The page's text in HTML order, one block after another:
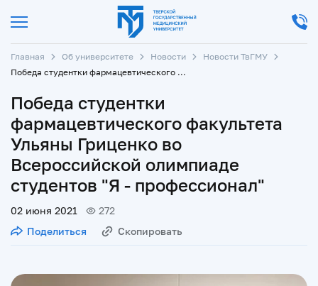
Главная Об университете Новости
Новости ТвГМУ
Победа студентки фармацевтического факультета Ульяны Гриценко во Всероссийской олимпиаде студентов "Я - профессионал"
Победа студентки
фармацевтического факультета
Ульяны Гриценко во
Всероссийской олимпиаде
студентов "Я - профессионал"
02 июня 2021
272
Поделиться
Скопировать